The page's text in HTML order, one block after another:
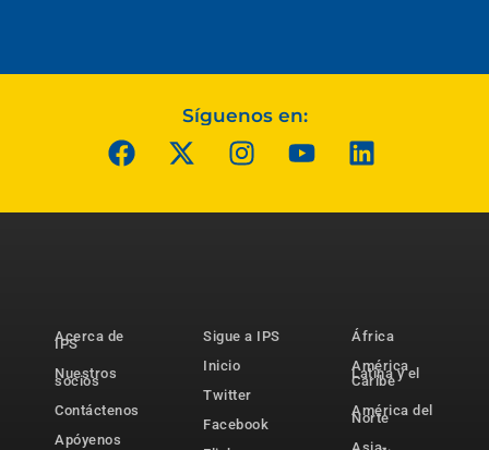
Síguenos en:
Acerca de
IPS
Nuestros
socios
Contáctenos
Apóyenos
Sigue a IPS
Inicio
Twitter
Facebook
África
América
Latina y el
Caribe
América del
Norte